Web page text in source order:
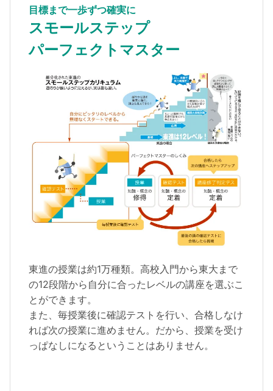
目標まで一歩ずつ確実に
スモールステップ
パーフェクトマスター
東進の授業は約1万種類。高校入門から東大まで
の12段階から自分に合ったレベルの講座を選ぶこ
とができます。
また、毎授業後に確認テストを行い、合格しなけ
れば次の授業に進めません。だから、授業を受け
っぱなしになるということはありません。